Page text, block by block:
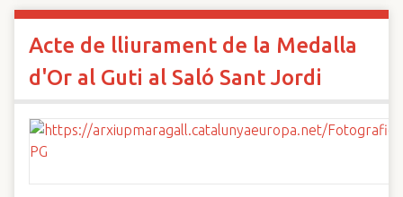
Acte de lliurament de la Medalla
d'Or al Guti al Saló Sant Jordi